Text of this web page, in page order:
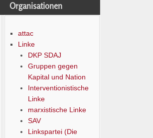
Organisationen
attac
Linke
DKP SDAJ
Gruppen gegen
Kapital und Nation
Interventionistische
Linke
marxistische Linke
SAV
Linkspartei (Die